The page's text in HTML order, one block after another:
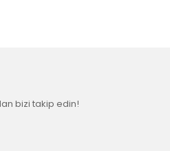
bizi takip edin!